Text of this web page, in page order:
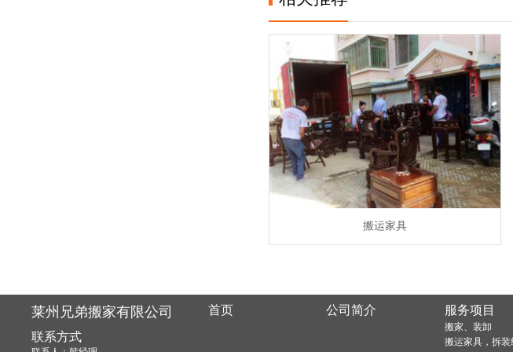
搬运家具
莱州兄弟搬家有限公司
联系方式
首页 公司简介 服务项目
搬家、装卸
搬运家具，拆装